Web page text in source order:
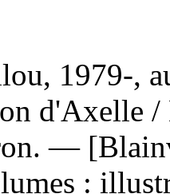
1979-,
d'Axelle /
—
: